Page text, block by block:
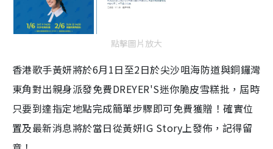
點擊圖片放大
香港歌手黃妍將於6月1日至2日於尖沙咀海防道與銅鑼灣
東角對出親身派發免費DREYER'S迷你脆皮雪糕批，屆時
只要到達指定地點完成簡單步驟即可免費獲贈！確實位
置及最新消息將於當日從黃妍IG Story上發佈，記得留